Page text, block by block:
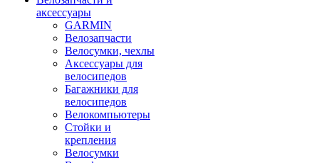
аксессуары
GARMIN
Велозапчасти
Велосумки, чехлы
Аксессуары для
велосипедов
Багажники для
велосипедов
Велокомпьютеры
Стойки и
крепления
Велосумки